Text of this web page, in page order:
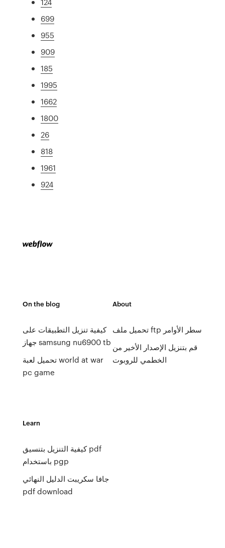
699
955
909
185
1995
1662
1800
26
818
1961
924
On the blog
كيفية تنزيل التطبيقات على
جهاز samsung nu6900 tb
تحميل لعبة world at war
pc game
About
تحميل ملف ftp سطر الأوامر
قم بتنزيل الإصدار الأخير من
الخطمي للروبوت
Learn
كيفية التنزيل بتنسيق pdf
باستخدام pgp
جافا سكريبت الدليل النهائي
pdf download